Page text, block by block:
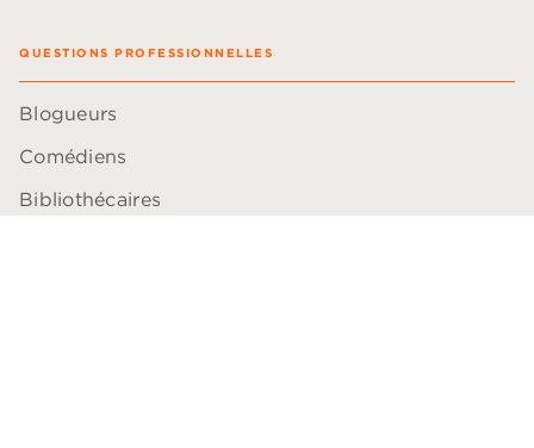
QUESTIONS PROFESSIONNELLES
Blogueurs
Comédiens
Bibliothécaires